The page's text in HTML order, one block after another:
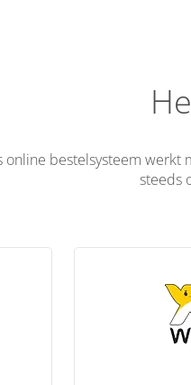
online bestelsysteem
steeds